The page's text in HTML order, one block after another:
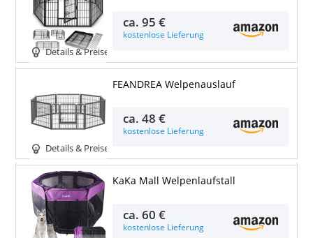
Details & Preise
ca.95 €
kostenlose Lieferung
Details & Preise
FEANDREA Welpenauslauf
ca.48 €
kostenlose Lieferung
KaKa Mall Welpenlaufstall
ca.60 €
kostenlose Lieferung